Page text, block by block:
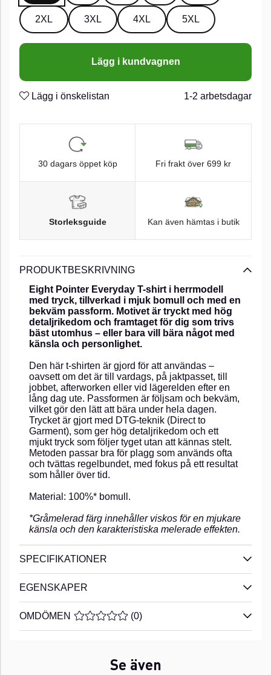
2XL 3XL 4XL 5XL
Lägg i kundvagnen
Lägg i önskelistan 1-2 arbetsdagar
30 dagars öppet köp Fri frakt över 699 kr
Storleksguide Kan även hämtas i butik
PRODUKTBESKRIVNING
Eight Pointer Everyday T-shirt i herrmodell
med tryck, tillverkad i mjuk bomull och med en
bekväm passform. Motivet är tryckt med hög
detaljrikedom och framtaget för dig som trivs
bäst utomhus – eller bara vill bära något med
känsla och personlighet.
Den här t-shirten är gjord för att användas –
oavsett om det är till vardags, på jaktpasset, till
jobbet, afterworken eller vid lägerelden efter en
lång dag ute. Passformen är följsam och bekväm,
vilket gör den lätt att bära under hela dagen.
Trycket är gjort med DTG-teknik (Direct to
Garment), som ger hög detaljrikedom och ett
mjukt tryck som följer tyget utan att kännas stelt.
Metoden passar bra för plagg som används ofta
och tvättas regelbundet, med fokus på ett resultat
som håller över tid.
Material: 100%* bomull.
*Gråmelerad färg innehåller viskos för en mjukare
känsla och den karakteristiska melerade effekten.
SPECIFIKATIONER
EGENSKAPER
OMDÖMEN MEDELBETYG 0 AV 5 ANTAL BETYG 0
(0)
Se även